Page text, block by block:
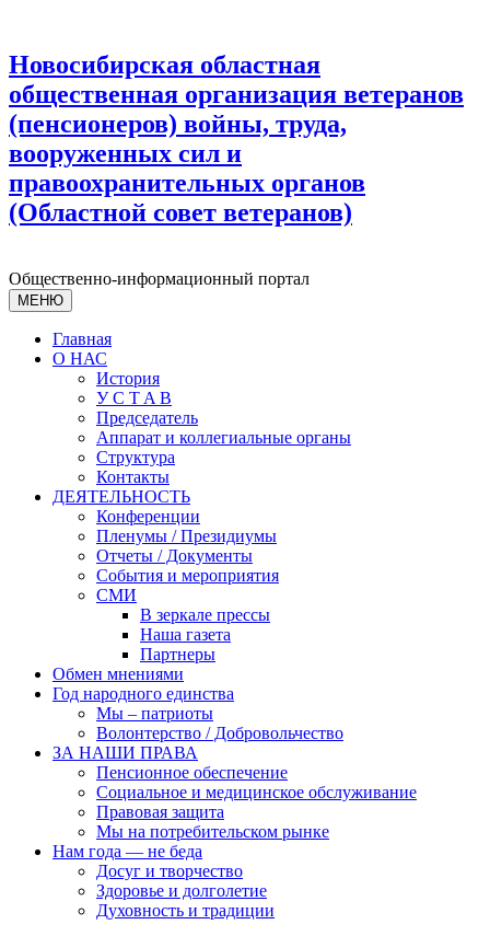
Новосибирская областная
общественная организация ветеранов
(пенсионеров) войны, труда,
вооруженных сил и
правоохранительных органов
(Областной совет ветеранов)
Общественно-информационный портал
МЕНЮ
Главная
О НАС
История
У С T A B
Председатель
Аппарат и коллегиальные органы
Структура
Контакты
ДЕЯТЕЛЬНОСТЬ
Конференции
Пленумы / Президиумы
Отчеты / Документы
События и мероприятия
СМИ
В зеркале прессы
Наша газета
Партнеры
Обмен мнениями
Год народного единства
Мы – патриоты
Волонтерство / Добровольчество
ЗА НАШИ ПРАВА
Пенсионное обеспечение
Социальное и медицинское обслуживание
Правовая защита
Мы на потребительском рынке
Нам года — не беда
Досуг и творчество
Здоровье и долголетие
Духовность и традиции